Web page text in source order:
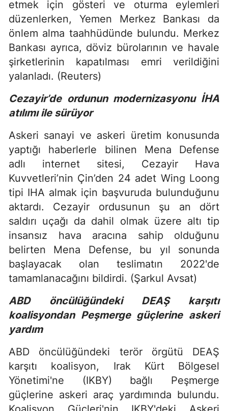
etmek için gösteri ve oturma eylemleri
düzenlerken, Yemen Merkez Bankası da
önlem alma taahhüdünde bulundu. Merkez
Bankası ayrıca, döviz bürolarının ve havale
şirketlerinin kapatılması emri verildiğini
yalanladı. (Reuters)
Cezayir’de ordunun modernizasyonu İHA
atılımı ile sürüyor
Askeri sanayi ve askeri üretim konusunda
yaptığı haberlerle bilinen Mena Defense
adlı internet sitesi, Cezayir Hava
Kuvvetleri’nin Çin’den 24 adet Wing Loong
tipi IHA almak için başvuruda bulunduğunu
aktardı. Cezayir ordusunun şu an dört
saldırı uçağı da dahil olmak üzere altı tip
insansız hava aracına sahip olduğunu
belirten Mena Defense, bu yıl sonunda
başlayacak olan teslimatın 2022'de
tamamlanacağını bildirdi. (Şarkul Avsat)
ABD öncülüğündeki DEAŞ karşıtı
koalisyondan Peşmerge güçlerine askeri
yardım
ABD öncülüğündeki terör örgütü DEAŞ
karşıtı koalisyon, Irak Kürt Bölgesel
Yönetimi'ne (IKBY) bağlı Peşmerge
güçlerine askeri araç yardımında bulundu.